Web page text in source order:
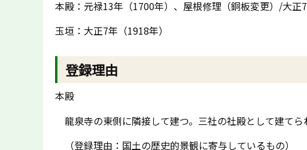
本殿：元禄13年（1700年）、屋根修理（銅板変更）/大正7
玉垣：大正7年（1918年）
登録理由
本殿
龍泉寺の東側に隣接して建つ。三社の社殿として建てら
（登録理由：国土の歴史的景観に寄与しているもの）